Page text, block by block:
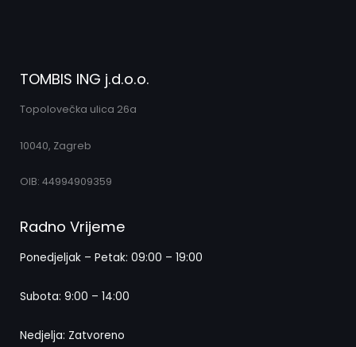
TOMBIS ING j.d.o.o.
Topolovečka ulica 26a
10040, Zagreb
OIB: 44994909359
Radno Vrijeme
Ponedjeljak – Petak: 09:00 – 19:00
Subota: 9:00 – 14:00
Nedjelja: Zatvoreno